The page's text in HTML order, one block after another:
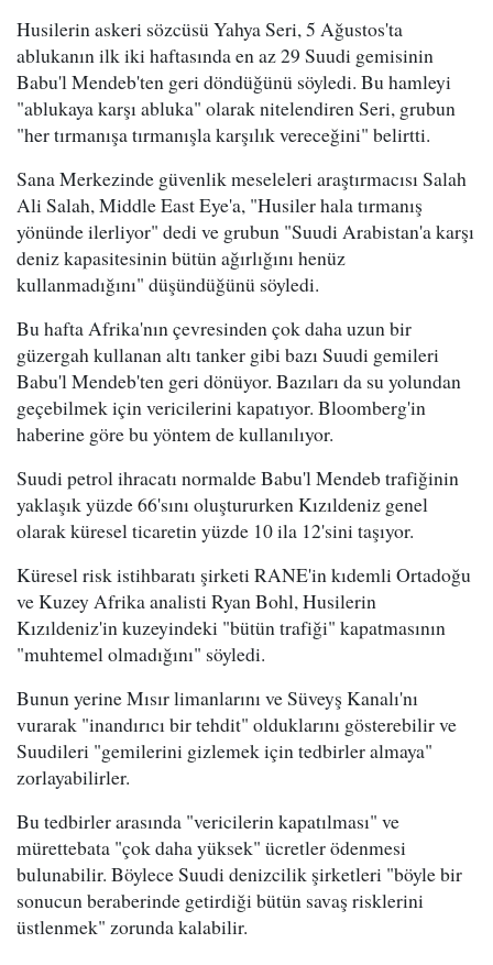
Husilerin askeri sözcüsü Yahya Seri, 5 Ağustos'ta
ablukanın ilk iki haftasında en az 29 Suudi gemisinin
Babu'l Mendeb'ten geri döndüğünü söyledi. Bu hamleyi
"ablukaya karşı abluka" olarak nitelendiren Seri, grubun
"her tırmanışa tırmanışla karşılık vereceğini" belirtti.
Sana Merkezinde güvenlik meseleleri araştırmacısı Salah
Ali Salah, Middle East Eye'a, "Husiler hala tırmanış
yönünde ilerliyor" dedi ve grubun "Suudi Arabistan'a karşı
deniz kapasitesinin bütün ağırlığını henüz
kullanmadığını" düşündüğünü söyledi.
Bu hafta Afrika'nın çevresinden çok daha uzun bir
güzergah kullanan altı tanker gibi bazı Suudi gemileri
Babu'l Mendeb'ten geri dönüyor. Bazıları da su yolundan
geçebilmek için vericilerini kapatıyor. Bloomberg'in
haberine göre bu yöntem de kullanılıyor.
Suudi petrol ihracatı normalde Babu'l Mendeb trafiğinin
yaklaşık yüzde 66'sını oluştururken Kızıldeniz genel
olarak küresel ticaretin yüzde 10 ila 12'sini taşıyor.
Küresel risk istihbaratı şirketi RANE'in kıdemli Ortadoğu
ve Kuzey Afrika analisti Ryan Bohl, Husilerin
Kızıldeniz'in kuzeyindeki "bütün trafiği" kapatmasının
"muhtemel olmadığını" söyledi.
Bunun yerine Mısır limanlarını ve Süveyş Kanalı'nı
vurarak "inandırıcı bir tehdit" olduklarını gösterebilir ve
Suudileri "gemilerini gizlemek için tedbirler almaya"
zorlayabilirler.
Bu tedbirler arasında "vericilerin kapatılması" ve
mürettebata "çok daha yüksek" ücretler ödenmesi
bulunabilir. Böylece Suudi denizcilik şirketleri "böyle bir
sonucun beraberinde getirdiği bütün savaş risklerini
üstlenmek" zorunda kalabilir.